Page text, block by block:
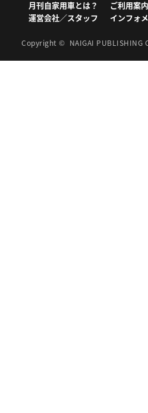
月刊自家用車とは？ ご利用案内
運営会社／スタッフ
インフォ
Copyright © NAIGAI PUBLISHING